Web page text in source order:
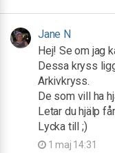
Jane N
Hej! Se om jag
Dessa kryss
Arkivkryss.
De som vill ha
Letar du hjälp
Lycka till ;)
1 maj 14:31